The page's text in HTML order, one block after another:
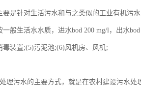
是针对生活污水和与之类似的工业有机污
般生活水水质，进水bod 200 mg/l，出水
装置;(5)污泥池;(6)风机房、风机;
污水的主要方式，就是在农村建设污水处